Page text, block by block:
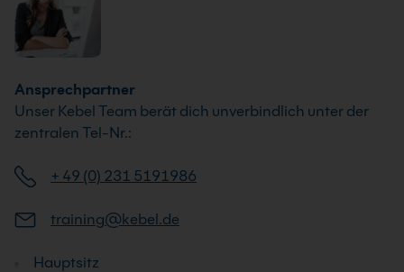
Ansprechpartner
Unser Kebel Team berät dich unverbindlich unter der
zentralen Tel-Nr.:
+ 49 (0) 231 5191986
training@kebel.de
Hauptsitz